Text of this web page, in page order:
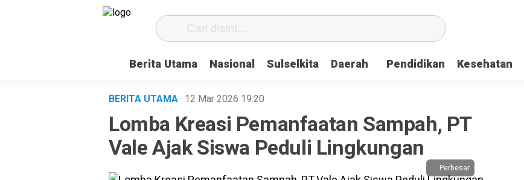
Berita Utama Nasional Sulselkita Daerah Pendidikan Kesehatan
BERITA UTAMA· 12 Mar 2026 19:20
Lomba Kreasi Pemanfaatan Sampah, PT
Vale Ajak Siswa Peduli Lingkungan
Perbesar